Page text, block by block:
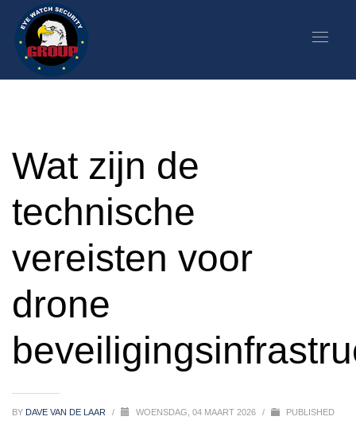
Wat zijn de
technische
vereisten voor
drone
BY DAVE VAN DE LAAR / WOENSDAG, 04 MAART 2026 / PUBLISHED